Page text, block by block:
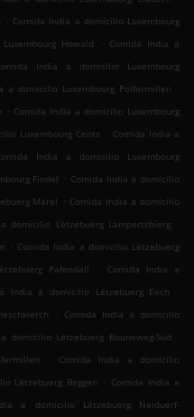
. Comida India a domicilio Luxembourg
Howald . Comida India a
India a domicilio Luxembourg
a domicilio Luxembourg Polfermillen
.
. Comida India a domicilio Luxembourg
Luxembourg Cents . Comida India a
India a domicilio Luxembourg
Findel . Comida India a domicilio
Märel . Comida India a domicilio
domicilio Lëtzebuerg Lampertsbierg
.
. Comida India a domicilio Lëtzebuerg
Pafendall .
Comida India a
India a domicilio Lëtzebuerg Eech
.
. Comida India a domicilio
domicilio Lëtzebuerg Bouneweg-Süd
.
.
Comida India a domicilio
Lëtzebuerg Beggen . Comida India a
a domicilio Lëtzebuerg Neiduerf-